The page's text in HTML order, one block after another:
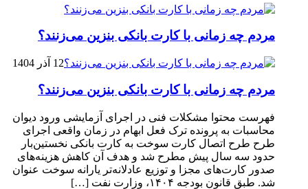
مردم چه زمانی با کارت بانکی بنزین می‌زنند؟
12 آذر 1404
مردم چه زمانی با کارت بانکی بنزین می‌زنند؟
فهرست محتوا مشکلات فنی در اجرای آزمایشی ورود دیوان
محاسبات به پرونده ترک فعل ابهام در زمان واقعی اجرای
طرح طرح اتصال کارت سوخت به کارت بانکی نخستین‌بار
حدود سه سال پیش مطرح شد و هدف آن کاهش هزینه‌های
صدور کارت‌های مجزا و توزیع عادلانه‌تر یارانه سوخت عنوان
شد. طبق قانون بودجه ۱۴۰۴، وزارت نفت […]